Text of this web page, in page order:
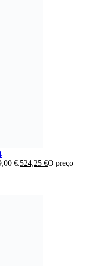
€.524,25 €O preço